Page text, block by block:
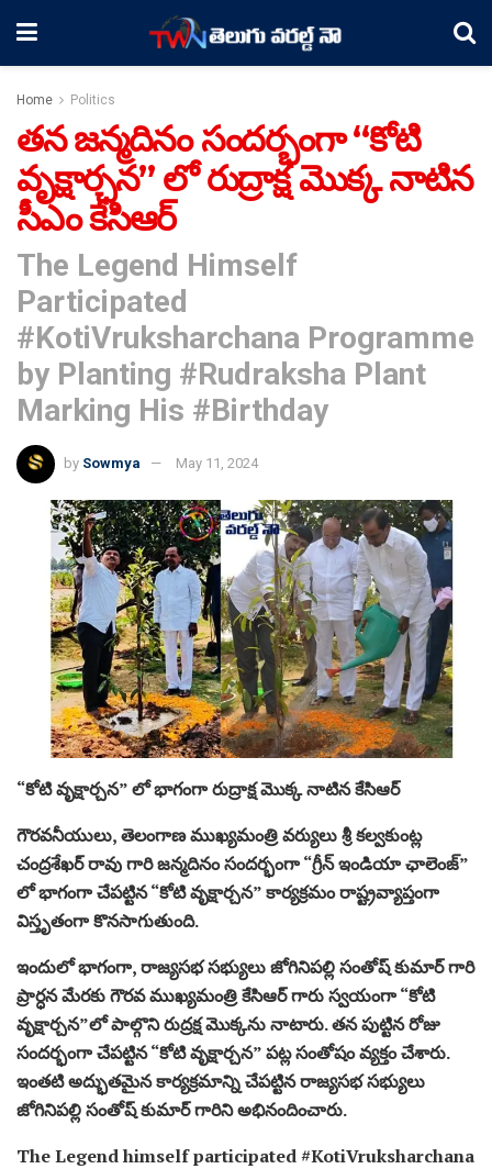
Home Politics
తన జన్మదినం సందర్భంగా “కోటి
వృక్షార్చన” లో రుద్రాక్ష మొక్క నాటిన
సీఎం కేసిఆర్
The Legend Himself
Participated
#KotiVruksharchana Programme
by Planting #Rudraksha Plant
Marking His #Birthday
by Sowmya May 11, 2024
“కోటి వృక్షార్చన” లో భాగంగా రుద్రాక్ష మొక్క నాటిన కేసిఆర్
గౌరవనీయులు, తెలంగాణ ముఖ్యమంత్రి వర్యులు శ్రీ కల్వకుంట్ల
చంద్రశేఖర్ రావు గారి జన్మదినం సందర్భంగా “గ్రీన్ ఇండియా ఛాలెంజ్”
లో భాగంగా చేపట్టిన “కోటి వృక్షార్చన” కార్యక్రమం రాష్ట్రవ్యాప్తంగా
విస్తృతంగా కొనసాగుతుంది.
ఇందులో భాగంగా, రాజ్యసభ సభ్యులు జోగినిపల్లి సంతోష్ కుమార్ గారి
ప్రార్ధన మేరకు గౌరవ ముఖ్యమంత్రి కేసిఆర్ గారు స్వయంగా “కోటి
వృక్షార్చన”లో పాల్గొని రుద్రక్ష మొక్కను నాటారు. తన పుట్టిన రోజు
సందర్భంగా చేపట్టిన “కోటి వృక్షార్చన” పట్ల సంతోషం వ్యక్తం చేశారు.
ఇంతటి అద్భుతమైన కార్యక్రమాన్ని చేపట్టిన రాజ్యసభ సభ్యులు
జోగినిపల్లి సంతోష్ కుమార్ గారిని అభినందించారు.
The Legend himself participated #KotiVruksharchana